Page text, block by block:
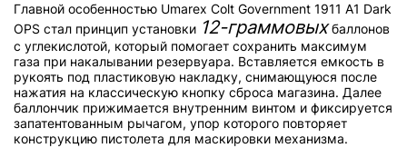
Главной особенностью Umarex Colt Government 1911 A1 Dark
OPS стал принцип установки 12-граммовыхбаллонов
с углекислотой, который помогает сохранить максимум
газа при накалывании резервуара. Вставляется емкость в
рукоять под пластиковую накладку, снимающуюся после
нажатия на классическую кнопку сброса магазина. Далее
баллончик прижимается внутренним винтом и фиксируется
запатентованным рычагом, упор которого повторяет
конструкцию пистолета для маскировки механизма.